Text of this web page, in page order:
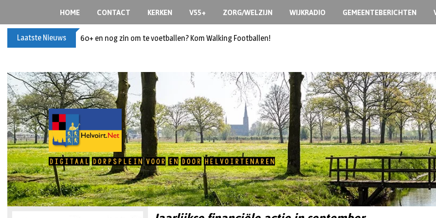
HOME CONTACT KERKEN V55+ ZORG/WELZIJN WIJKRADIO GEMEENTEBERICHTEN
Laatste Nieuws 60+ en nog zin om te voetballen? Kom Walking Footballen!